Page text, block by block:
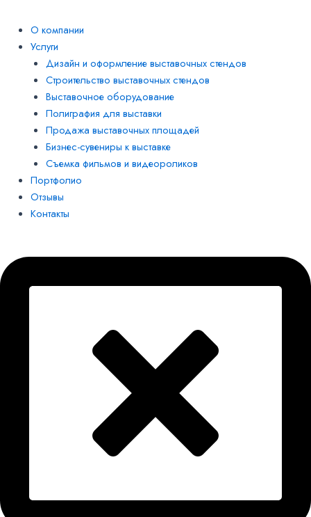
О компании
Услуги
Дизайн и оформление выставочных стендов
Строительство выставочных стендов
Выставочное оборудование
Полиграфия для выставки
Продажа выставочных площадей
Бизнес-сувениры к выставке
Съемка фильмов и видеороликов
Портфолио
Отзывы
Контакты